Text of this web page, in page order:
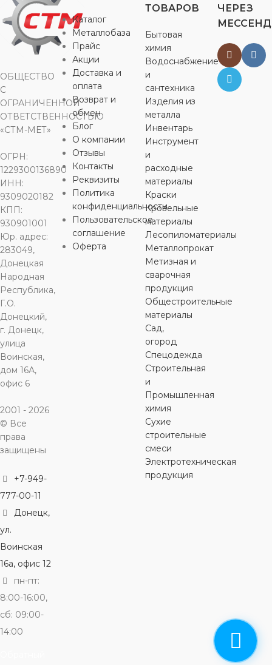
ОБЩЕСТВО
С
ОГРАНИЧЕННОЙ
ОТВЕТСТВЕННОСТЬЮ
«СТМ-МЕТ»
ОГРН:
1229300136890
ИНН:
9309020182
КПП:
930901001
Юр. адрес:
283049,
Донецкая
Народная
Республика,
Г.О.
Донецкий,
г. Донецк,
улица
Воинская,
дом 16А,
офис 6
2001 - 2026
© Все
права
защищены
+7-949-
777-00-11
Донецк,
ул.
Воинская
16а, офис 12
пн-пт:
8:00-16:00,
сб: 09:00-
14:00
Каталог
Металлобаза
Прайс
Акции
Доставка и
оплата
Возврат и
обмен
Блог
О компании
Отзывы
Контакты
Реквизиты
Политика
конфиденциальности
Пользовательское
соглашение
Оферта
ТОВАРОВ
Бытовая
химия
Водоснабжение
и
сантехника
Изделия из
металла
Инвентарь
Инструмент
и
расходные
материалы
Краски
Кровельные
материалы
Лесопиломатериалы
Металлопрокат
Метизная и
сварочная
продукция
Общестроительные
материалы
Сад,
огород
Спецодежда
Строительная
и
Промышленная
химия
Сухие
строительные
смеси
Электротехническая
продукция
ЧЕРЕЗ